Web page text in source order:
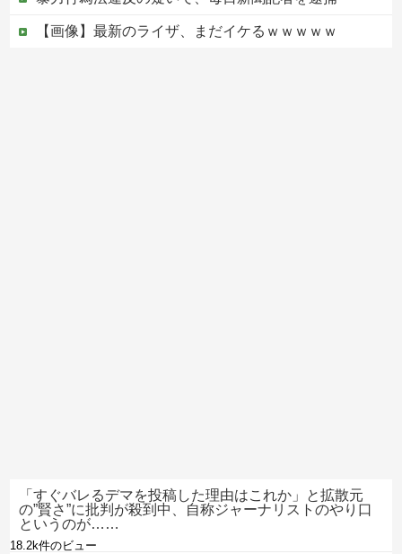
【画像】最新のライザ、まだイケるｗｗｗｗｗ
「すぐバレるデマを投稿した理由はこれか」と拡散元
の”賢さ”に批判が殺到中、自称ジャーナリストのやり口
というのが……
18.2k件のビュー